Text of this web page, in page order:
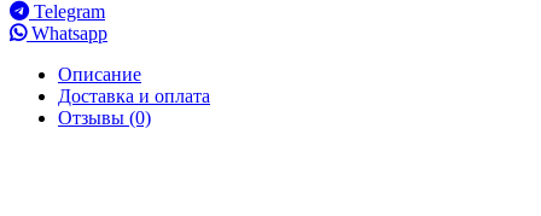
Telegram
Whatsapp
Описание
Доставка и оплата
Отзывы (0)